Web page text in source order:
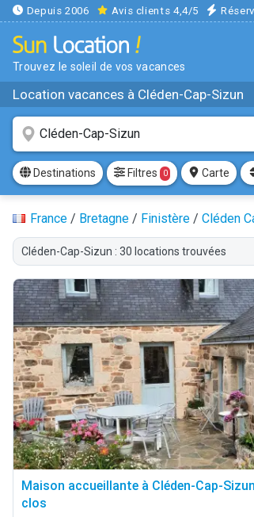
Depuis 2006 Avis clients 4,4/5
Trouvez le soleil de vos vacances
Location vacances à Cléden-Cap-Sizun
Destinations Filtres 0 Carte
France / Bretagne / Finistère / Cléden
Cléden-Cap-Sizun : 30 locations trouvées
Maison accueillante à Cléden-Cap-
clos